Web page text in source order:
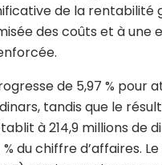
de la rentabilité
des coûts et à une
de 5,97 % pour
tandis que le
à 214,9 millions de
du chiffre d’affaires.